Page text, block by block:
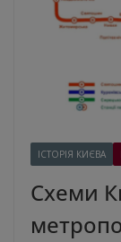
ІСТОРІЯ КИЄВА
Схеми